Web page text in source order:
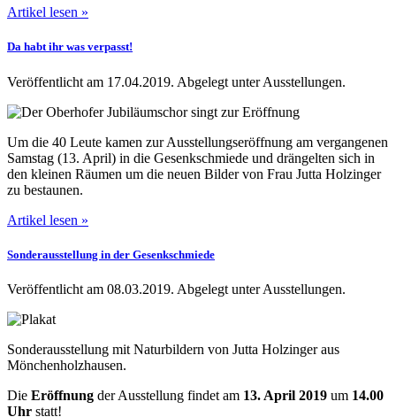
Artikel lesen »
Da habt ihr was verpasst!
Veröffentlicht am 17.04.2019. Abgelegt unter Ausstellungen.
Um die 40 Leute kamen zur Ausstellungseröffnung am vergangenen
Samstag (13. April) in die Gesenkschmiede und drängelten sich in
den kleinen Räumen um die neuen Bilder von Frau Jutta Holzinger
zu bestaunen.
Artikel lesen »
Sonderausstellung in der Gesenkschmiede
Veröffentlicht am 08.03.2019. Abgelegt unter Ausstellungen.
Sonderausstellung mit Naturbildern von Jutta Holzinger aus
Mönchenholzhausen.
Die Eröffnung der Ausstellung findet am 13. April 2019 um 14.00
Uhr statt!